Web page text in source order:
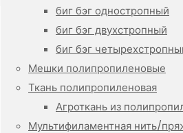
биг бэг одностропный
биг бэг двухстропный
биг бэг
Мешки полипропиленовые
Ткань полипропиленовая
Агроткань из
Мультифиламентная нить/